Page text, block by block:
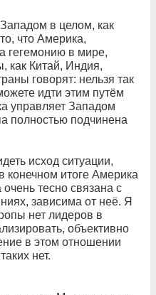
в целом, как
что Америка,
гегемонию в мире,
как Китай, Индия,
говорят: нельзя так
идти этим путём
управляет Западом
полностью подчинена
исход ситуации,
конечном итоге Америка
тесно связана с
зависима от неё. Я
нет лидеров в
объективно
в этом отношении
нет.